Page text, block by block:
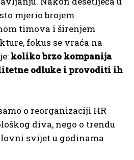
mjerio brojem
timova i širenjem
fokus se vraća na
koliko brzo kompanija
odluke i provoditi ih
o reorganizaciji HR
diva, nego o trendu
svijet u godinama